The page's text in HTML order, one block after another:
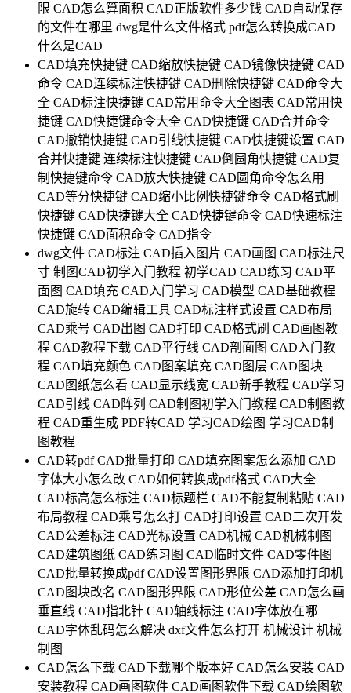
限 CAD怎么算面积 CAD正版软件多少钱 CAD自动保存
的文件在哪里 dwg是什么文件格式 pdf怎么转换成CAD
什么是CAD
CAD填充快捷键 CAD缩放快捷键 CAD镜像快捷键 CAD
命令 CAD连续标注快捷键 CAD删除快捷键 CAD命令大
全 CAD标注快捷键 CAD常用命令大全图表 CAD常用快
捷键 CAD快捷键命令大全 CAD快捷键 CAD合并命令
CAD撤销快捷键 CAD引线快捷键 CAD快捷键设置 CAD
合并快捷键 连续标注快捷键 CAD倒圆角快捷键 CAD复
制快捷键命令 CAD放大快捷键 CAD圆角命令怎么用
CAD等分快捷键 CAD缩小比例快捷键命令 CAD格式刷
快捷键 CAD快捷键大全 CAD快捷键命令 CAD快速标注
快捷键 CAD面积命令 CAD指令
dwg文件 CAD标注 CAD插入图片 CAD画图 CAD标注尺
寸 制图CAD初学入门教程 初学CAD CAD练习 CAD平
面图 CAD填充 CAD入门学习 CAD模型 CAD基础教程
CAD旋转 CAD编辑工具 CAD标注样式设置 CAD布局
CAD乘号 CAD出图 CAD打印 CAD格式刷 CAD画图教
程 CAD教程下载 CAD平行线 CAD剖面图 CAD入门教
程 CAD填充颜色 CAD图案填充 CAD图层 CAD图块
CAD图纸怎么看 CAD显示线宽 CAD新手教程 CAD学习
CAD引线 CAD阵列 CAD制图初学入门教程 CAD制图教
程 CAD重生成 PDF转CAD 学习CAD绘图 学习CAD制
图教程
CAD转pdf CAD批量打印 CAD填充图案怎么添加 CAD
字体大小怎么改 CAD如何转换成pdf格式 CAD大全
CAD标高怎么标注 CAD标题栏 CAD不能复制粘贴 CAD
布局教程 CAD乘号怎么打 CAD打印设置 CAD二次开发
CAD公差标注 CAD光标设置 CAD机械 CAD机械制图
CAD建筑图纸 CAD练习图 CAD临时文件 CAD零件图
CAD批量转换成pdf CAD设置图形界限 CAD添加打印机
CAD图块改名 CAD图形界限 CAD形位公差 CAD怎么画
垂直线 CAD指北针 CAD轴线标注 CAD字体放在哪
CAD字体乱码怎么解决 dxf文件怎么打开 机械设计 机械
制图
CAD怎么下载 CAD下载哪个版本好 CAD怎么安装 CAD
安装教程 CAD画图软件 CAD画图软件下载 CAD绘图软